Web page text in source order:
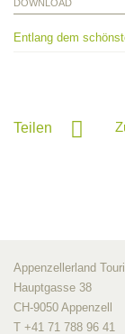
DOWNLOAD
Entlang dem
Teilen
Appenzellerland
Hauptgasse 38
CH-9050 Appenzell
T +41 71 788 96 41